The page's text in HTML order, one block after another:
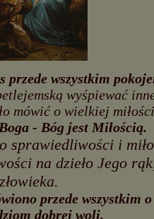
przede wszystkim
wyśpiewać
mówić o wielkiej
- Bóg jest Miłością.
sprawiedliwości i
na dzieło Jego
przede wszystkim
dobrej woli.